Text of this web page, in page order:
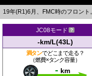
19年(R1)6月、FMC時のフロン
JC08モード
-km/L(43L)
満タンでどこまで走る？
（燃費×タンク容量）
- km